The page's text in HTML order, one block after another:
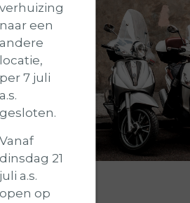
verhuizing
naar een
andere
locatie,
per 7 juli
a.s.
gesloten.
Vanaf
dinsdag 21
juli a.s.
open op